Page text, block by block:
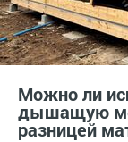
Можно ли
дышащую
разницей